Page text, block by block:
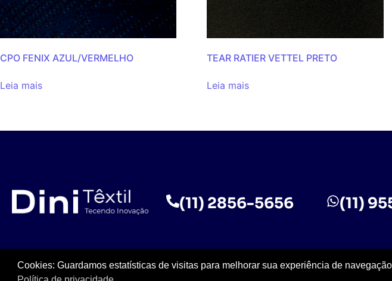
CPO FENIX AZUL/VERMELHO
Leia mais
TEAR RATIER VETTEL PRETO
Leia mais
(11) 2856-5656 (11)
Cookies: Guardamos estatísticas de visitas para melhorar sua experiência de